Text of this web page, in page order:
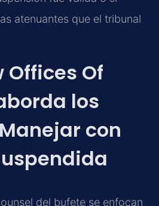
atenuantes que el tribunal
Offices Of
los
con
del bufete se enfocan